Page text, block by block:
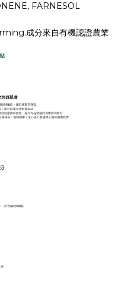
FARNESOL
成分來自有機認證農業